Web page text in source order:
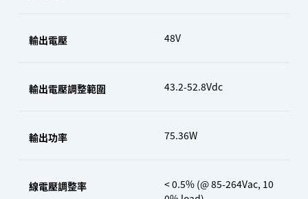
輸出電壓 48V
輸出電壓調整範圍 43.2-52.8Vdc
輸出功率 75.36W
線電壓調整率
< 0.5% (@ 85-264Vac, 10